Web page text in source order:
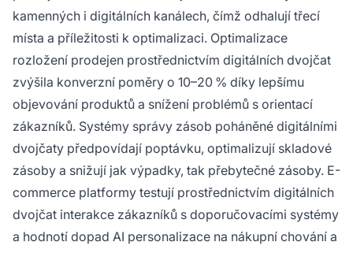
kamenných i digitálních kanálech, čímž odhalují třecí
místa a příležitosti k optimalizaci. Optimalizace
rozložení prodejen prostřednictvím digitálních dvojčat
zvýšila konverzní poměry o 10–20 % díky lepšímu
objevování produktů a snížení problémů s orientací
zákazníků. Systémy správy zásob poháněné digitálními
dvojčaty předpovídají poptávku, optimalizují skladové
zásoby a snižují jak výpadky, tak přebytečné zásoby. E-
commerce platformy testují prostřednictvím digitálních
dvojčat interakce zákazníků s doporučovacími systémy
a hodnotí dopad AI personalizace na nákupní chování a